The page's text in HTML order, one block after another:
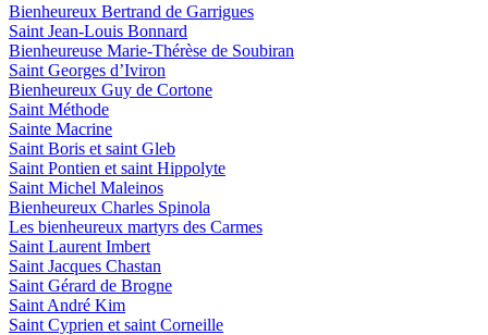
Bienheureux Bertrand de Garrigues
Saint Jean-Louis Bonnard
Bienheureuse Marie-Thérèse de Soubiran
Saint Georges d’Iviron
Bienheureux Guy de Cortone
Saint Méthode
Sainte Macrine
Saint Boris et saint Gleb
Saint Pontien et saint Hippolyte
Saint Michel Maleinos
Bienheureux Charles Spinola
Les bienheureux martyrs des Carmes
Saint Laurent Imbert
Saint Jacques Chastan
Saint Gérard de Brogne
Saint André Kim
Saint Cyprien et saint Corneille